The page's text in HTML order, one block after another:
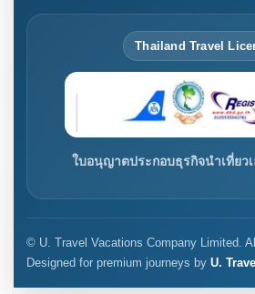
Thailand Travel
ใบอนุญาตประกอบธุรกิจนำเที่ยว
© U. Travel Vacations Company Limited.
Designed for premium journeys by U.